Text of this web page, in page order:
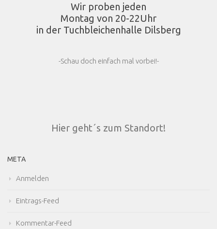
Wir proben jeden
Montag von 20-22Uhr
in der Tuchbleichenhalle Dilsberg
-Schau doch einfach mal vorbei!-
Hier geht´s zum Standort!
META
Anmelden
Eintrags-Feed
Kommentar-Feed